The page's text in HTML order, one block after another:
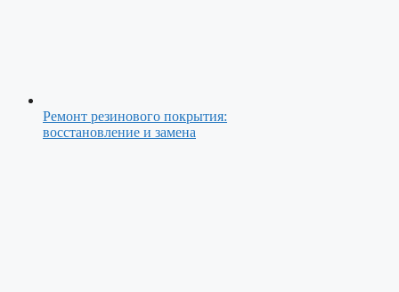
Ремонт резинового покрытия:
восстановление и замена